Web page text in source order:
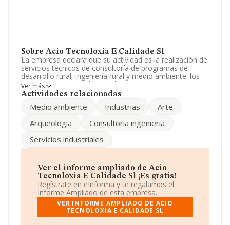
Sobre Acio Tecnoloxia E Calidade Sl
La empresa declara que su actividad es la realización de
servicios tecnicos de consultoría de programas de
desarrollo rural, ingeniería rural y medio ambiente. los
servicios de ingeniería civil, direccion de otra,
arqueologia y restauración. los servicios pre. La
Sociedad Limitada. Clasifica su actividad CNAE como
auditoría y asesoría fiscal', código 6920. La sociedad no
Para comunicarse con sus oficinas, el número de
La sociedadAcio Tecnoloxia e Calidade S.L, con NIF
B32309635, tiene su domicilio social establecido en
Calle Do Progreso núm. 113, (32003), Ourense, Galicia.
Con los datos a disposición de INFORMA sobre 56.819
empresas pertenecientes al sector, la facturación en el
Ver más
Actividades relacionadas
Medio ambiente Industrias
Arte
Arqueologia
Consultoria ingenieria
Servicios industriales
Ver el informe ampliado de Acio
Tecnoloxia E Calidade Sl ¡Es gratis!
Regístrate en eInforma y te regalamos el
Informe Ampliado de esta empresa.
VER INFORME AMPLIADO DE ACIO
TECNOLOXIA E CALIDADE SL